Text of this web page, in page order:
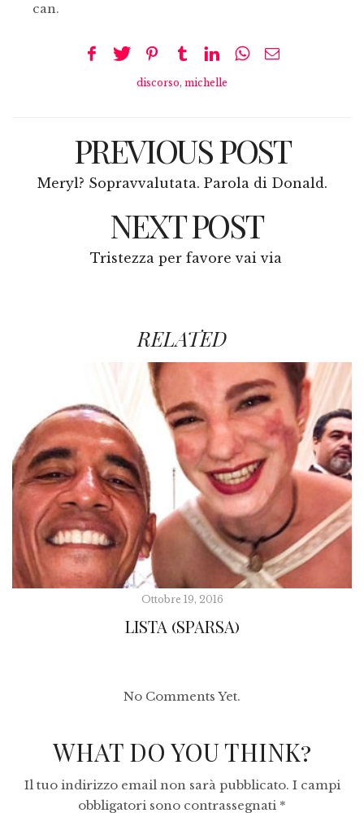
can.
discorso, michelle
PREVIOUS POST
Meryl? Sopravvalutata. Parola di Donald.
NEXT POST
Tristezza per favore vai via
RELATED
Ottobre 19, 2016
LISTA (SPARSA)
No Comments Yet.
WHAT DO YOU THINK?
Il tuo indirizzo email non sarà pubblicato. I campi
obbligatori sono contrassegnati *